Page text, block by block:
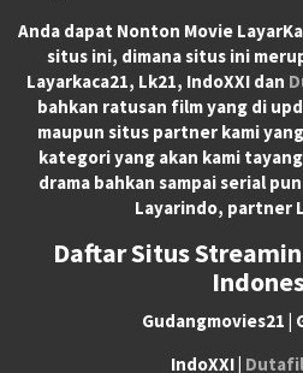
Anda dapat Nonton Movie
situs ini, dimana situs ini
Layarkaca21, Lk21, IndoXXI dan
bahkan ratusan film yang di
maupun situs partner kami
kategori yang akan kami
drama bahkan sampai serial
Layarindo, partner
Daftar Situs
Gudangmovies21 |
IndoXXI |